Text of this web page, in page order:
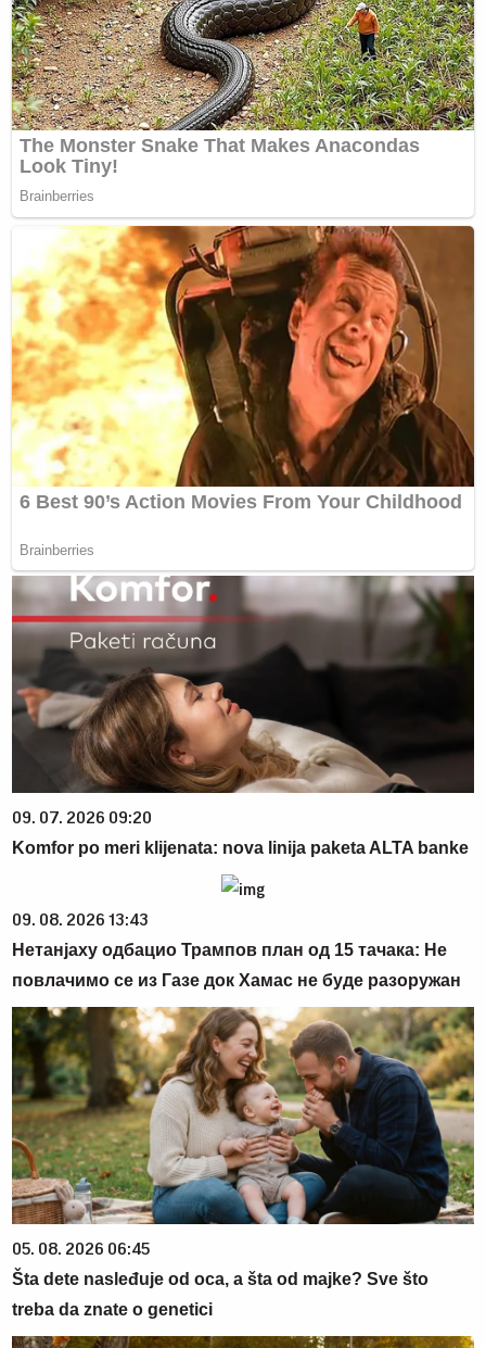
09. 07. 2026 09:20
Komfor po meri klijenata: nova linija paketa ALTA banke
09. 08. 2026 13:43
Нетанјаху одбацио Трампов план од 15 тачака: Не
повлачимо се из Газе док Хамас не буде разоружан
05. 08. 2026 06:45
Šta dete nasleđuje od oca, a šta od majke? Sve što
treba da znate o genetici